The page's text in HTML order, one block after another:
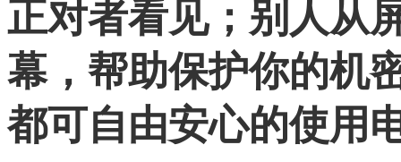
正对者看见；别人从
幕，帮助保护你的机
都可自由安心的使用